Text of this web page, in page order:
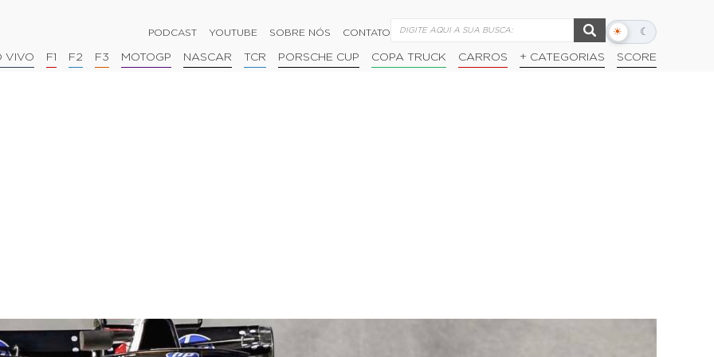
PODCAST YOUTUBE SOBRE NÓS CONTATO ☀ ☾
Alternar
escuro
VIVO F1 F2 F3 MOTOGP NASCAR TCR PORSCHE CUP COPA TRUCK CARROS + CATEGORIAS SCORE